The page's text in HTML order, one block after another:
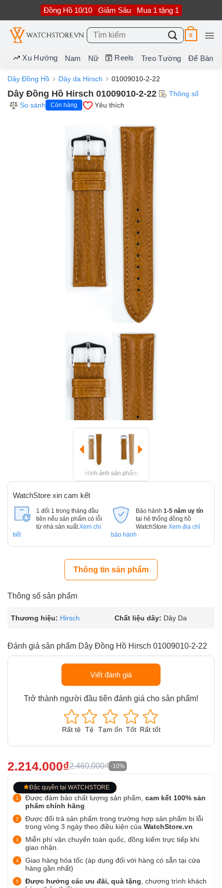
nội
dung
Đồng Hồ 10/10 Giảm Sâu Mua 1 tặng 1
Tìm
kiếm:
0
Xu Hướng Nam Nữ Reels Treo Tường Để Bàn
Dây Đồng Hồ Dây da Hirsch 01009010-2-22
Dây Đồng Hồ Hirsch 01009010-2-22
Thông số
So sánh
Còn hàng Yêu thích
Hình ảnh sản phẩm
WatchStore xin cam kết
1 đổi 1 trong tháng đầu
tiên nếu sản phẩm có lỗi
từ nhà sản xuất. Xem chi
tiết
Bảo hành 1-5 năm uy tín
tại hệ thống đồng hồ
WatchStore Xem địa chỉ
bảo hành
Thông tin sản phẩm
Thông số sản phẩm
Thương hiệu: Hirsch Chất liệu dây: Dây Da
Đánh giá sản phẩm Dây Đồng Hồ Hirsch 01009010-2-22
Viết đánh giá
Trở thành người đầu tiên đánh giá cho sản phẩm!
Rất tệ Tệ Tạm ổn Tốt Rất tốt
2.214.000₫2.460.000₫ -10%
Đặc quyền tại WATCHSTORE
Được đảm bảo chất lượng sản phẩm, cam kết 100% sản
phẩm chính hãng
Được đổi trả sản phẩm trong trường hợp sản phẩm bị lỗi
trong vòng 3 ngày theo điều kiện của WatchStore.vn
Miễn phí vận chuyển toàn quốc, đồng kiểm trực tiếp khi
giao nhận.
Giao hàng hỏa tốc (áp dụng đối với hàng có sẵn tại cửa
hàng gần nhất)
Được hưởng các ưu đãi, quà tặng , chương trình khách